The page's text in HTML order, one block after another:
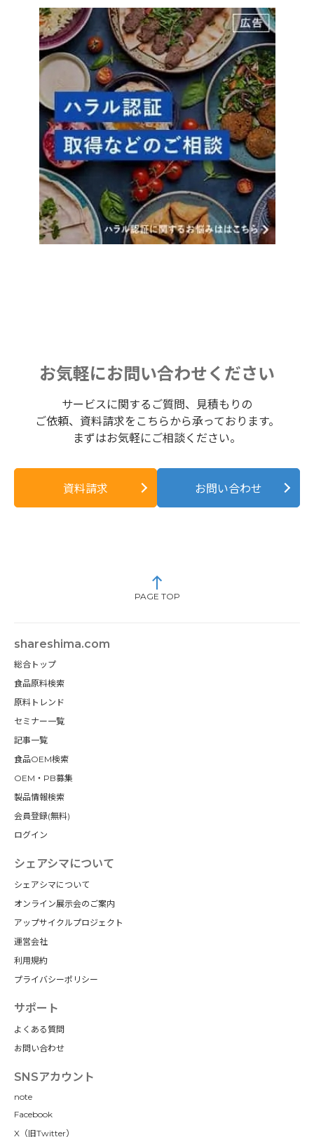
お気軽にお問い合わせください
サービスに関するご質問、見積もりの
ご依頼、資料請求をこちらから承っております。
まずはお気軽にご相談ください。
資料請求 お問い合わせ
PAGE TOP
shareshima.com
総合トップ
食品原料検索
原料トレンド
セミナー一覧
記事一覧
食品OEM検索
OEM・PB募集
製品情報検索
会員登録(無料)
ログイン
シェアシマについて
シェアシマについて
オンライン展示会のご案内
アップサイクルプロジェクト
運営会社
利用規約
プライバシーポリシー
サポート
よくある質問
お問い合わせ
SNSアカウント
note
Facebook
X（旧Twitter）